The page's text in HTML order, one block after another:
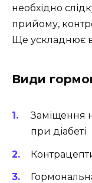
необхідно
прийому,
Ще ускладнює
Види
Заміщення
при діабеті